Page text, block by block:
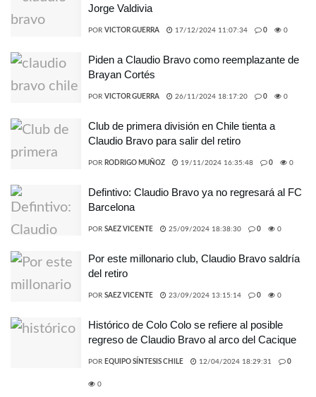
Jorge Valdivia
POR VICTOR GUERRA 17/12/2024 11:07:34 0 0
Piden a Claudio Bravo como reemplazante de
Brayan Cortés
POR VICTOR GUERRA 26/11/2024 18:17:20 0 0
Club de primera división en Chile tienta a
Claudio Bravo para salir del retiro
POR RODRIGO MUÑOZ 19/11/2024 16:35:48 0 0
Defintivo: Claudio Bravo ya no regresará al FC
Barcelona
POR SAEZ VICENTE 25/09/2024 18:38:30 0 0
Por este millonario club, Claudio Bravo saldría
del retiro
POR SAEZ VICENTE 23/09/2024 13:15:14 0 0
Histórico de Colo Colo se refiere al posible
regreso de Claudio Bravo al arco del Cacique
POR EQUIPO SÍNTESIS CHILE 12/04/2024 18:29:31 0
0